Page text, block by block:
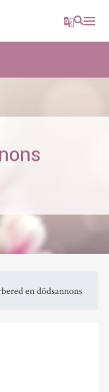
Translate
en dödsannons